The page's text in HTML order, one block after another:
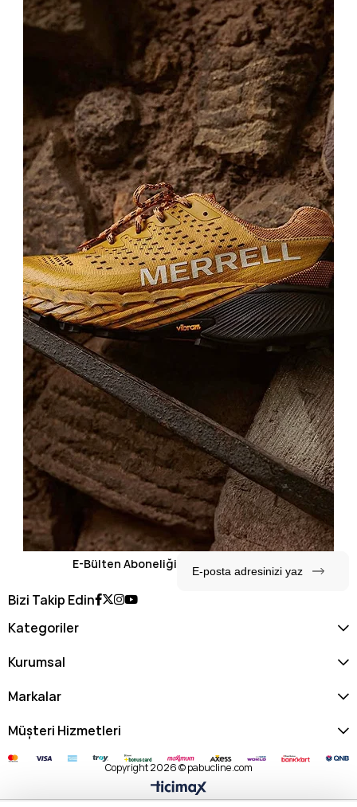
E-Bülten Aboneliği
Bizi Takip Edin
Kategoriler
Kurumsal
Markalar
Müşteri Hizmetleri
Copyright 2026 © pabucline.com